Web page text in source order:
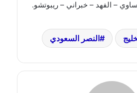
– الفهد – خبراني – ريبوتشو.
النصر السعودي